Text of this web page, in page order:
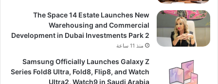
The Space 14 Estate Launches New
Warehousing and Commercial
Development in Dubai Investments Park 2
منذ 11 ساعة
Samsung Officially Launches Galaxy Z
Series Fold8 Ultra, Fold8, Flip8, and Watch
Ultra2, Watch9 in Saudi Arabia